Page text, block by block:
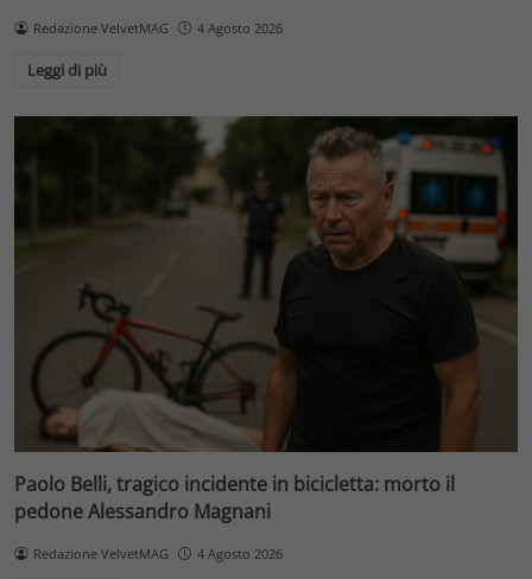
Redazione VelvetMAG 4 Agosto 2026
Leggi di più
Paolo Belli, tragico incidente in bicicletta: morto il
pedone Alessandro Magnani
Redazione VelvetMAG 4 Agosto 2026